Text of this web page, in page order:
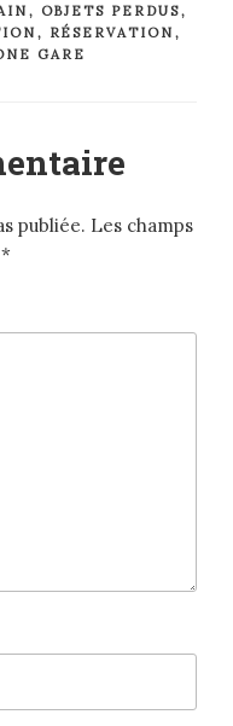
, OBJETS PERDUS,
, RÉSERVATION ,
GARE
publiée. Les champs
*